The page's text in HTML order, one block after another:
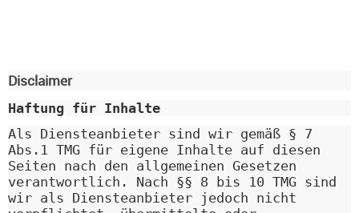
Disclaimer
Haftung für Inhalte
Als Diensteanbieter sind wir gemäß § 7
Abs.1 TMG für eigene Inhalte auf diesen
Seiten nach den allgemeinen Gesetzen
verantwortlich. Nach §§ 8 bis 10 TMG sind
wir als Diensteanbieter jedoch nicht